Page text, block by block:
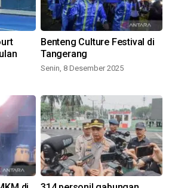
Benteng Culture Festival di
Tangerang
Senin, 8 Desember 2025